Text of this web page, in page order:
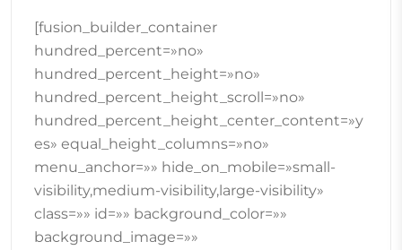
[fusion_builder_container
hundred_percent=»no»
hundred_percent_height=»no»
hundred_percent_height_scroll=»no»
hundred_percent_height_center_content=»y
es» equal_height_columns=»no»
menu_anchor=»» hide_on_mobile=»small-
visibility,medium-visibility,large-visibility»
class=»» id=»» background_color=»»
background_image=»»